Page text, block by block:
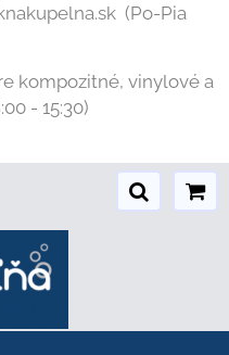
(Po-Pia
kompozitné, vinylové a
- 15:30)